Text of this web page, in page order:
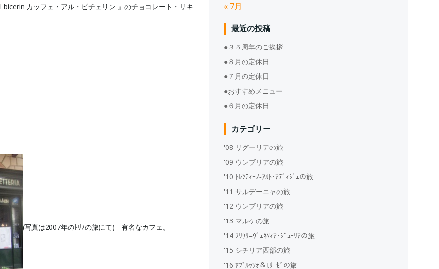
bicerin カッフェ・アル・ビチェリン 』のチョコレート・リキ
(写真は2007年のﾄﾘﾉの旅にて) 有名なカフェ。
« 7月
最近の投稿
●３５周年のご挨拶
●８月の定休日
●７月の定休日
●おすすめメニュー
●６月の定休日
カテゴリー
'08 リグーリアの旅
'09 ウンブリアの旅
'10 ﾄﾚﾝﾃｨｰﾉ‐ｱﾙﾄ･ｱﾃﾞｨｼﾞｪの旅
'11 サルデーニャの旅
'12 ウンブリアの旅
'13 マルケの旅
'14 ﾌﾘｳﾘ=ｳﾞｪﾈﾂｨｱ･ｼﾞｭｰﾘｱの旅
'15 シチリア西部の旅
'16 ｱﾌﾞﾙｯﾂｫ＆ﾓﾘｰｾﾞの旅